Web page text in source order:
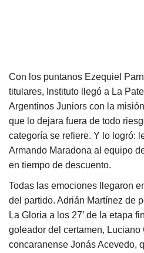
Con los puntanos Ezequiel
titulares, Instituto llegó a La
Argentinos Juniors con la
que lo dejara fuera de todo
categoría se refiere. Y lo logró:
Armando Maradona al equipo
en tiempo de descuento.
Todas las emociones llegaron
del partido. Adrián Martínez de
La Gloria a los 27’ de la etapa
goleador del certamen, Luciano
concaranense Jonás Acevedo,